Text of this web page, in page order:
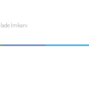
İade İmkanı